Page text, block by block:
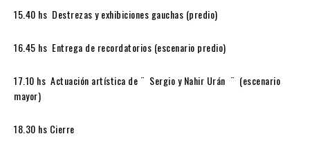
15.40 hs Destrezas y exhibiciones gauchas (predio)
16.45 hs Entrega de recordatorios (escenario predio)
17.10 hs Actuación artística de ¨ Sergio y Nahir Urán ¨ (escenario
mayor)
18.30 hs Cierre